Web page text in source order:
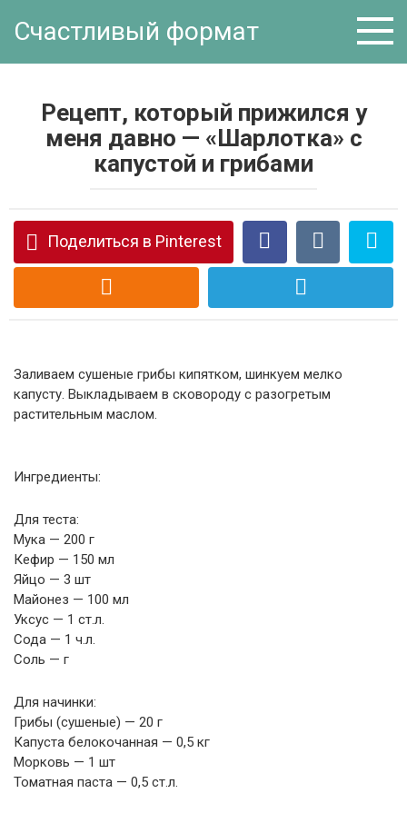
Счастливый формат
Рецепт, который прижился у
меня давно — «Шарлотка» с
капустой и грибами
Поделиться в Pinterest
Заливаем сушеные грибы кипятком, шинкуем мелко
капусту. Выкладываем в сковороду с разогретым
растительным маслом.
Ингредиенты:
Для теста:
Мука — 200 г
Кефир — 150 мл
Яйцо — 3 шт
Майонез — 100 мл
Уксус — 1 ст.л.
Сода — 1 ч.л.
Соль — г
Для начинки:
Грибы (сушеные) — 20 г
Капуста белокочанная — 0,5 кг
Морковь — 1 шт
Томатная паста — 0,5 ст.л.